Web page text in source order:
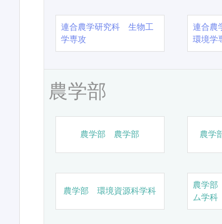
連合農学研究科 生物工
学専攻
連合農
環境学
農学部
農学部 農学部 農学
農学部 環境資源科学科
農学
ム学科